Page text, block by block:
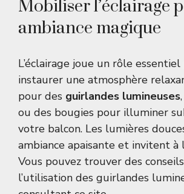
Mobiliser l’éclairage
ambiance magique
L’éclairage joue un rôle
instaurer une atmosphère
pour des guirlandes lumineuses
ou des bougies pour illuminer
votre balcon. Les lumières
ambiance apaisante et invitent à
Vous pouvez trouver des
l’utilisation des guirlandes